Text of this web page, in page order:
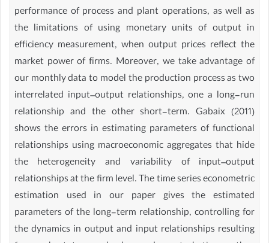
performance of process and plant operations, as well as
the limitations of using monetary units of output in
efficiency measurement, when output prices reflect the
market power of firms. Moreover, we take advantage of
our monthly data to model the production process as two
interrelated input–output relationships, one a long-run
relationship and the other short-term. Gabaix (2011)
shows the errors in estimating parameters of functional
relationships using macroeconomic aggregates that hide
the heterogeneity and variability of input–output
relationships at the firm level. The time series econometric
estimation used in our paper gives the estimated
parameters of the long-term relationship, controlling for
the dynamics in output and input relationships resulting